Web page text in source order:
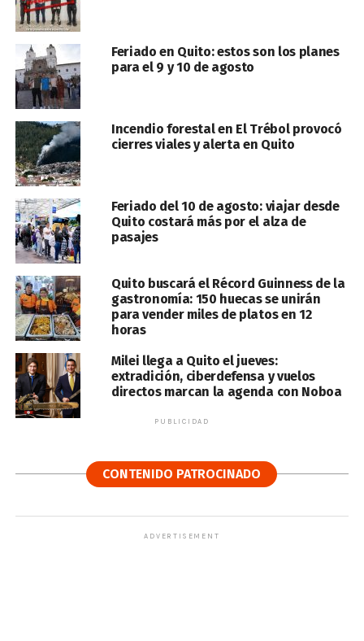
Feriado en Quito: estos son los planes
para el 9 y 10 de agosto
Incendio forestal en El Trébol provocó
cierres viales y alerta en Quito
Feriado del 10 de agosto: viajar desde
Quito costará más por el alza de
pasajes
Quito buscará el Récord Guinness de la
gastronomía: 150 huecas se unirán
para vender miles de platos en 12
horas
Milei llega a Quito el jueves:
extradición, ciberdefensa y vuelos
directos marcan la agenda con Noboa
PUBLICIDAD
CONTENIDO PATROCINADO
ADVERTISEMENT